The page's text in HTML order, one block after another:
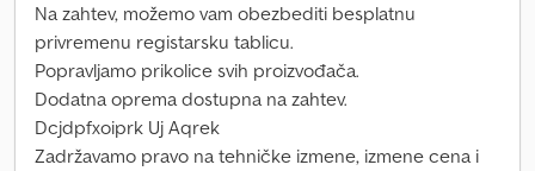
Na zahtev, možemo vam obezbediti besplatnu
privremenu registarsku tablicu.
Popravljamo prikolice svih proizvođača.
Dodatna oprema dostupna na zahtev.
Dcjdpfxoiprk Uj Aqrek
Zadržavamo pravo na tehničke izmene, izmene cena i